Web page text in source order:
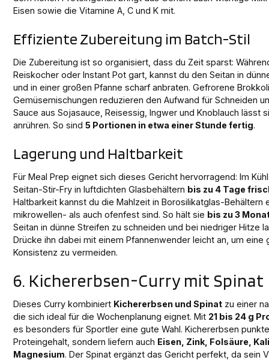
Eisen sowie die Vitamine A, C und K mit.
Effiziente Zubereitung im Batch-Stil
Die Zubereitung ist so organisiert, dass du Zeit sparst:
Reiskocher oder Instant Pot gart, kannst du den Seitan in
und in einer großen Pfanne scharf anbraten. Gefrorene
Gemüsemischungen reduzieren den Aufwand für Schneiden
Sauce aus Sojasauce, Reisessig, Ingwer und Knoblauch lässt
anrühren. So sind5 Portionen in etwa einer Stunde fertig.
Lagerung und Haltbarkeit
Für Meal Prep eignet sich dieses Gericht hervorragend: Im
Seitan-Stir-Fry in luftdichten Glasbehältern bis zu 4 Tage
Haltbarkeit kannst du die Mahlzeit in Borosilikatglas-Behältern
mikrowellen- als auch ofenfest sind. So hält sie bis zu 3
Seitan in dünne Streifen zu schneiden und bei niedriger Hitze
Drücke ihn dabei mit einem Pfannenwender leicht an, um eine
Konsistenz zu vermeiden.
6. Kichererbsen-Curry mit Spinat
Dieses Curry kombiniert Kichererbsen und Spinat zu einer
die sich ideal für die Wochenplanung eignet. Mit 21 bis 24 g
es besonders für Sportler eine gute Wahl. Kichererbsen
Proteingehalt, sondern liefern auch Eisen, Zink, Folsäure,
Magnesium. Der Spinat ergänzt das Gericht perfekt, da sein